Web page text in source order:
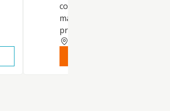
comercial. Instalaciones y
mantenimientos de dichos
productos